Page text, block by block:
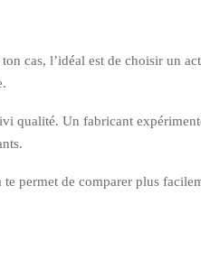
cas, l’idéal est de choisir un
qualité. Un fabricant
te permet de comparer plus